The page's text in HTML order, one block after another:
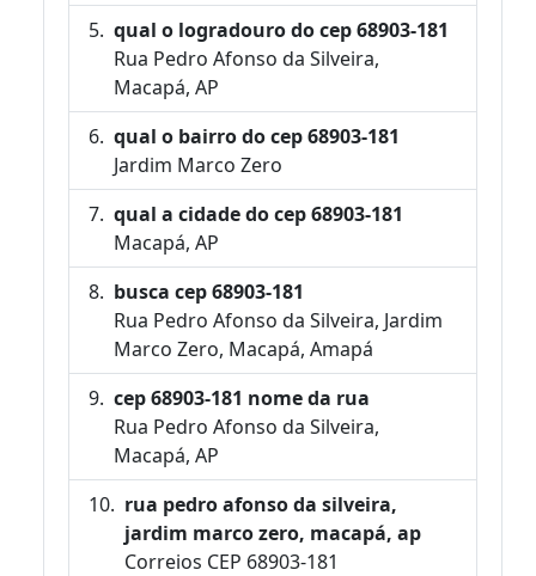
qual o logradouro do cep 68903-181
Rua Pedro Afonso da Silveira,
Macapá, AP
qual o bairro do cep 68903-181
Jardim Marco Zero
qual a cidade do cep 68903-181
Macapá, AP
busca cep 68903-181
Rua Pedro Afonso da Silveira, Jardim
Marco Zero, Macapá, Amapá
cep 68903-181 nome da rua
Rua Pedro Afonso da Silveira,
Macapá, AP
rua pedro afonso da silveira,
jardim marco zero, macapá, ap
Correios CEP 68903-181